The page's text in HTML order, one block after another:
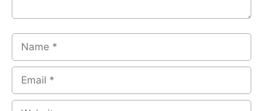
Name
Email
Website